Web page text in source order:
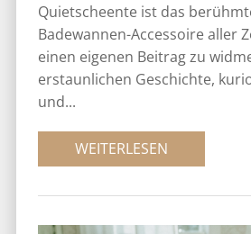
Quietscheente ist das
Badewannen-Accessoire aller
einen eigenen Beitrag zu
erstaunlichen Geschichte,
und...
WEITERLESEN